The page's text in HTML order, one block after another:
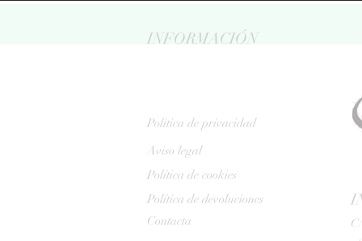
INFORMACIÓN
Politica de privacidad
Aviso legal
Política de cookies
Política de devoluciones
Contacta